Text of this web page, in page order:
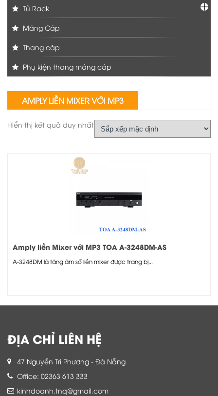
Tủ Rack
Máng Cáp
Thang cáp
Phụ kiện thang máng cáp
AMPLY LIỀN MIXER VỚI MP3
Hiển thị kết quả duy nhất
Amply liền Mixer với MP3 TOA A-3248DM-AS
A-3248DM là tăng âm số liền mixer được trang bị...
ĐỊA CHỈ LIÊN HỆ
47 Nguyễn Tri Phương - Đà Nẵng
Office: 02363 613 333
kinhdoanh.tnq@gmail.com